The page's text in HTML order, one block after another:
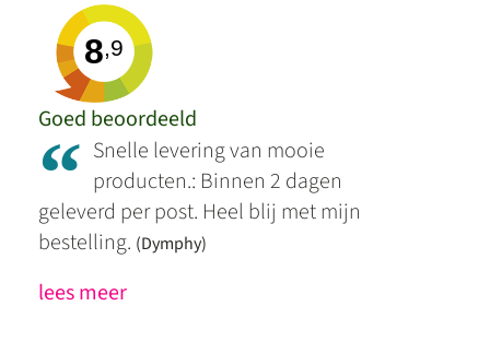
8,9
Goed beoordeeld
“ Snelle levering van mooie
producten.: Binnen 2 dagen
geleverd per post. Heel blij met mijn
bestelling. (Dymphy)
lees meer